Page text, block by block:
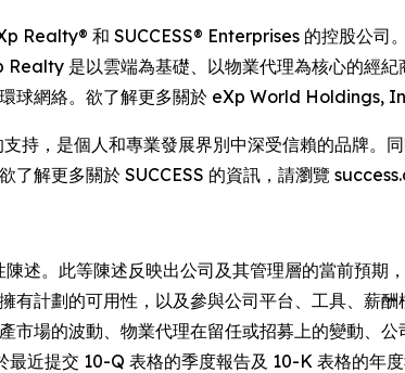
和 SUCCESS® Enterprises 的控股公司
是以雲端為基礎、以物業代理為核心的經
球網絡。欲了解更多關於 eXp World
持，是個人和專業發展界別中深受信賴的品牌。
解更多關於 SUCCESS 的資訊，請瀏覽
述。此等陳述反映出公司及其管理層的當前預期
有計劃的可用性，以及參與公司平台、工具、薪
場的波動、物業代理在留任或招募上的變動、
近提交 10-Q 表格的季度報告及 10-K 表格的年